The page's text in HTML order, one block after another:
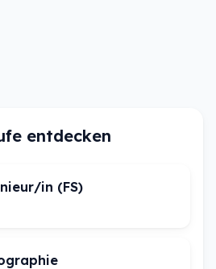
entdecken
in (FS)